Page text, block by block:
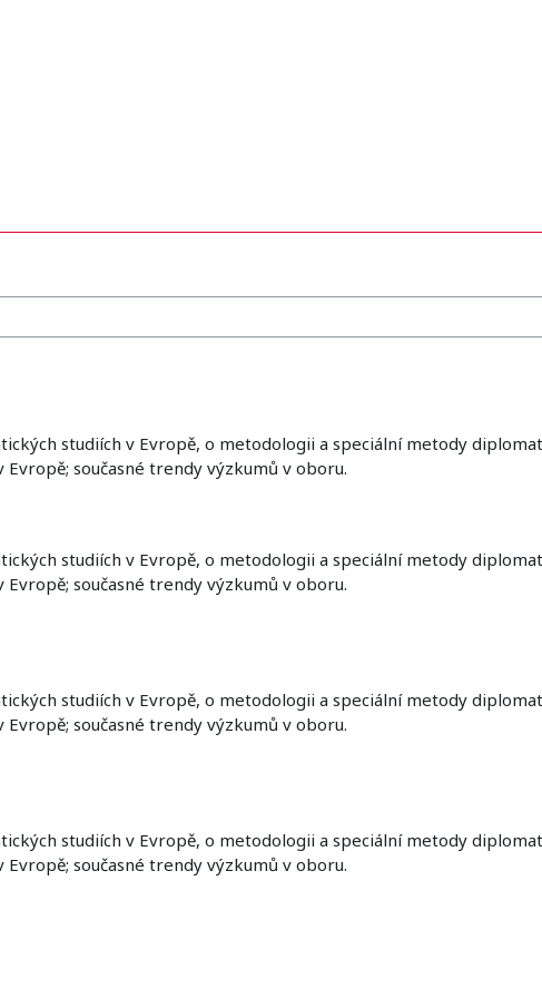
studiích v Evropě, o metodologii a speciální metody
současné trendy výzkumů v oboru.
studiích v Evropě, o metodologii a speciální metody
současné trendy výzkumů v oboru.
studiích v Evropě, o metodologii a speciální metody
současné trendy výzkumů v oboru.
studiích v Evropě, o metodologii a speciální metody
současné trendy výzkumů v oboru.